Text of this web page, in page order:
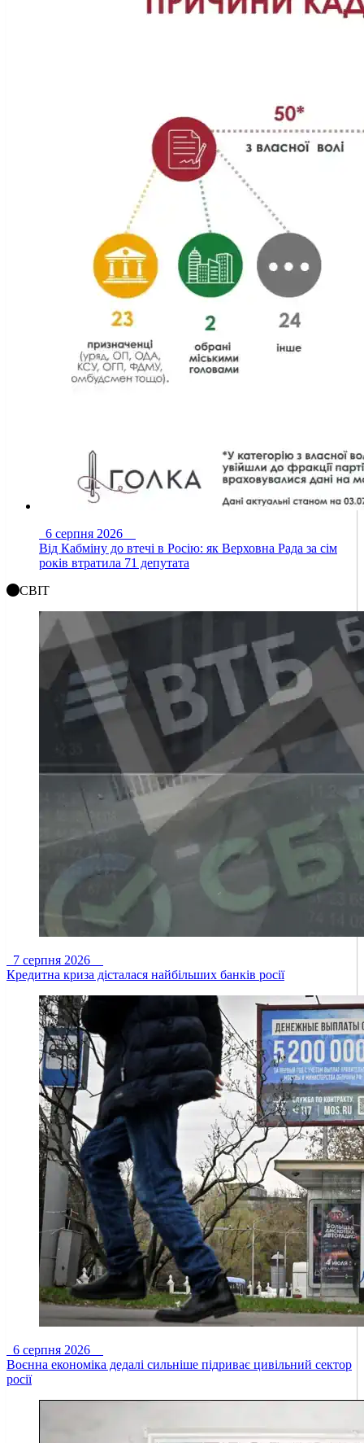
6 серпня 2026
Від Кабміну до втечі в Росію: як Верховна Рада за сім
років втратила 71 депутата
СВІТ
7 серпня 2026
Кредитна криза дісталася найбільших банків росії
6 серпня 2026
Воєнна економіка дедалі сильніше підриває цивільний сектор
росії